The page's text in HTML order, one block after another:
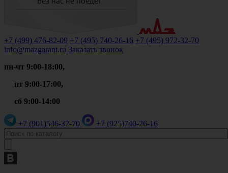
+7 (499) 476-82-09 +7 (495) 740-26-16 +7 (495) 972-32-70
info@mazgarant.ru Заказать звонок
пн-чт 9:00-18:00,
пт 9:00-17:00,
сб 9:00-14:00
+7 (901)546-32-70 +7 (925)740-26-16